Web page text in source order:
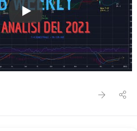
MIB - Analisi Ciclica Evoluta